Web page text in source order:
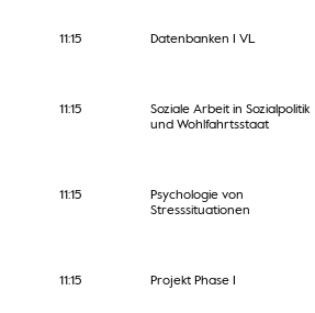
11:15 Datenbanken I VL
11:15
Soziale Arbeit in Sozialpolitik
und Wohlfahrtsstaat
11:15
Psychologie von
Stresssituationen
11:15 Projekt Phase I